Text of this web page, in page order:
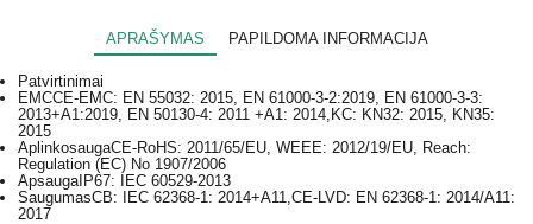
APRAŠYMAS PAPILDOMA INFORMACIJA
Patvirtinimai
EMCCE-EMC: EN 55032: 2015, EN 61000-3-2:2019, EN 61000-3-3:
2013+A1:2019, EN 50130-4: 2011 +A1: 2014,KC: KN32: 2015, KN35:
2015
AplinkosaugaCE-RoHS: 2011/65/EU, WEEE: 2012/19/EU, Reach:
Regulation (EC) No 1907/2006
ApsaugaIP67: IEC 60529-2013
SaugumasCB: IEC 62368-1: 2014+A11,CE-LVD: EN 62368-1: 2014/A11:
2017